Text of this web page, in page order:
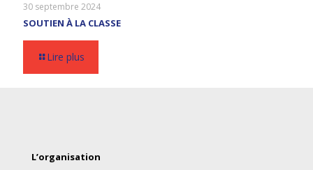
30 septembre 2024
SOUTIEN À LA CLASSE
Lire plus
L’organisation